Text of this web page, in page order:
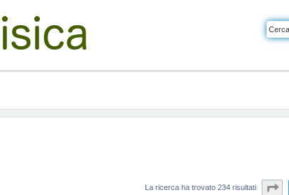
La ricerca ha trovato 234 risultati